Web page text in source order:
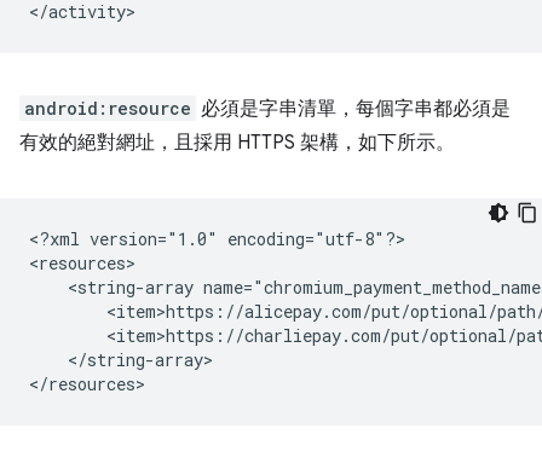
android:resource 必須是字串清單，每個字串都必須是
有效的絕對網址，且採用 HTTPS 架構，如下所示。
<?xml version="1.0"
encoding="utf-8"?>
<string-array
</string-array>